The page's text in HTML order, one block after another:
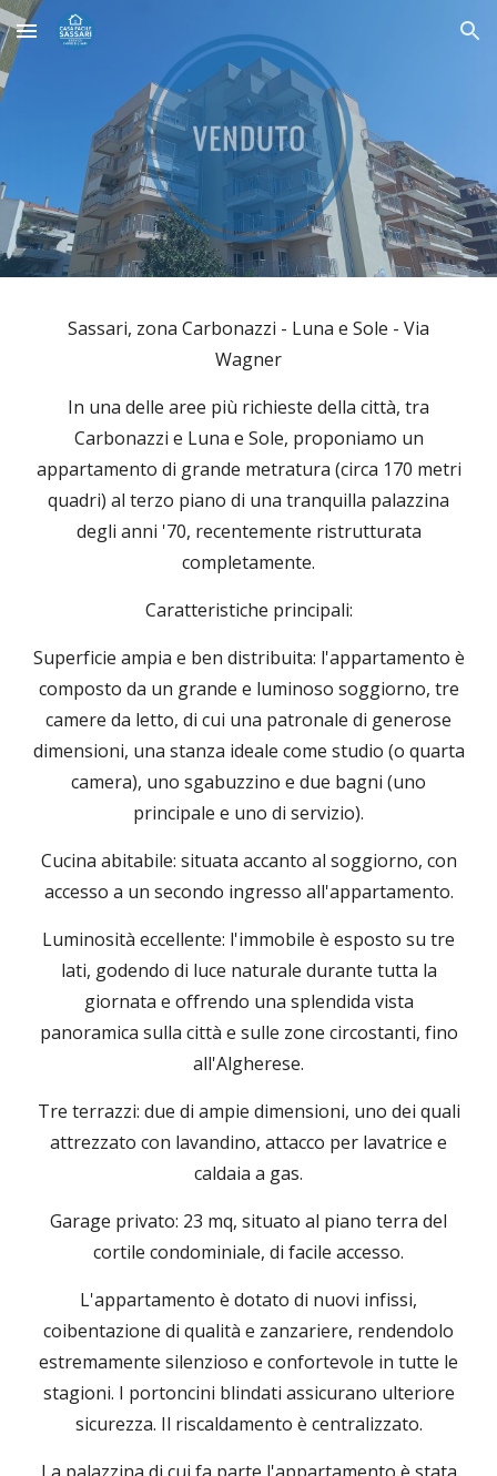
Skip to main content Skip to navigation
Sassari, zona Carbonazzi - Luna e Sole - Via
Wagner
In una delle aree più richieste della città, tra
Carbonazzi e Luna e Sole, proponiamo un
appartamento di grande metratura (circa 170 metri
quadri) al terzo piano di una tranquilla palazzina
degli anni '70, recentemente ristrutturata
completamente.
Caratteristiche principali:
Superficie ampia e ben distribuita: l'appartamento è
composto da un grande e luminoso soggiorno, tre
camere da letto, di cui una patronale di generose
dimensioni, una stanza ideale come studio (o quarta
camera), uno sgabuzzino e due bagni (uno
principale e uno di servizio).
Cucina abitabile: situata accanto al soggiorno, con
accesso a un secondo ingresso all'appartamento.
Luminosità eccellente: l'immobile è esposto su tre
lati, godendo di luce naturale durante tutta la
giornata e offrendo una splendida vista
panoramica sulla città e sulle zone circostanti, fino
all'Algherese.
Tre terrazzi: due di ampie dimensioni, uno dei quali
attrezzato con lavandino, attacco per lavatrice e
caldaia a gas.
Garage privato: 23 mq, situato al piano terra del
cortile condominiale, di facile accesso.
L'appartamento è dotato di nuovi infissi,
coibentazione di qualità e zanzariere, rendendolo
estremamente silenzioso e confortevole in tutte le
stagioni. I portoncini blindati assicurano ulteriore
sicurezza. Il riscaldamento è centralizzato.